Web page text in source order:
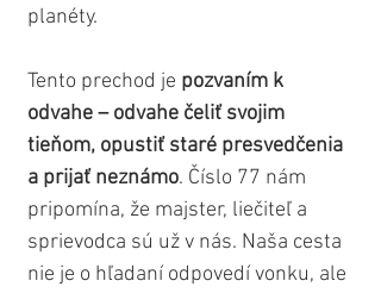
planéty.
Tento prechod je pozvaním k
odvahe – odvahe čeliť svojim
tieňom, opustiť staré presvedčenia
a prijať neznámo. Číslo 77 nám
pripomína, že majster, liečiteľ a
sprievodca sú už v nás. Naša cesta
nie je o hľadaní odpovedí vonku, ale